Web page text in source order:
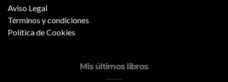
Aviso Legal
Términos y condiciones
Política de Cookies
Mis últimos libros